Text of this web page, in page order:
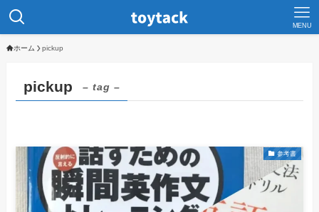
MENU
ホーム pickup
pickup – tag –
参考書